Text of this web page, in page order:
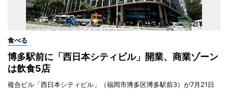
食べる
博多駅前に「西日本シティビル」開業、商業ゾーン
は飲食5店
複合ビル「西日本シティビル」（福岡市博多区博多駅前3）が7月21日